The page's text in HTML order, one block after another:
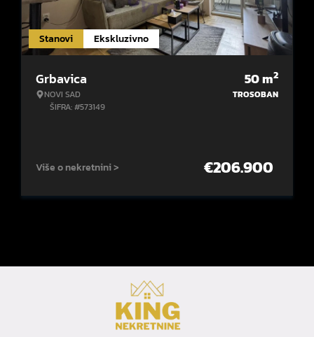
Stanovi Ekskluzivno
Grbavica
NOVI SAD
ŠIFRA: #573149
50m2
TROSOBAN
Više o nekretnini > €206.900